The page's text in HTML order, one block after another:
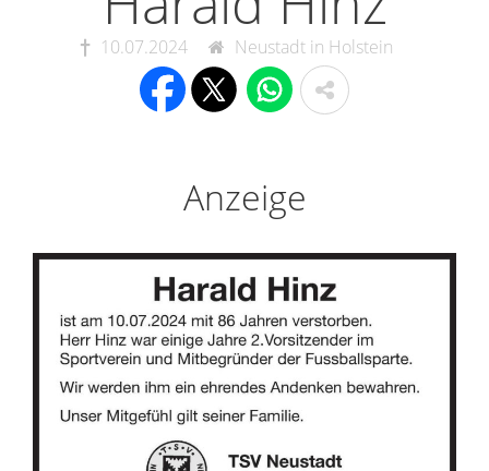
10.07.2024 Neustadt in Holstein
Anzeige